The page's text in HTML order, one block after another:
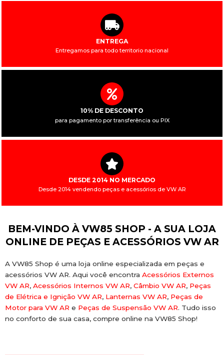
ENTREGA
Entregamos para todo territorio nacional
10% DE DESCONTO
para pagamento por transferência ou PIX
DESDE 2014 NO MERCADO
Desde 2014 vendendo peças e acessórios de VW AR
BEM-VINDO À VW85 SHOP - A SUA LOJA
ONLINE DE PEÇAS E ACESSÓRIOS VW AR
A VW85 Shop é uma loja online especializada em peças e
acessórios VW AR. Aqui você encontra Acessórios Externos
VW AR, Acessórios Internos VW AR, Câmbio VW AR, Peças
de Elétrica e Ignição VW AR, Lanternas VW AR, Peças de
Motor para VW AR e Peças de Suspensão VW AR. Tudo isso
no conforto de sua casa, compre online na VW85 Shop!